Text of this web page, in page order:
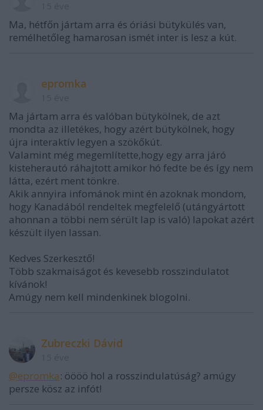
Ma, hétfőn jártam arra és óriási bütykülés van,
remélhetőleg hamarosan ismét inter is lesz a kút.
epromka
Ma jártam arra és valóban bütykölnek, de azt
mondta az illetékes, hogy azért bütykölnek, hogy
újra interaktív legyen a szökőkút.
Valamint még megemlítette,hogy egy arra járó
kisteherautó ráhajtott amikor hó fedte be és így nem
látta, ezért ment tönkre.
Akik annyira infománok mint én azoknak mondom,
hogy Kanadából rendeltek megfelelő (utángyártott
ahonnan a többi nem sérült lap is való) lapokat azért
készült ilyen lassan.
Kedves Szerkesztő!
Több szakmaiságot és kevesebb rosszindulatot
kívánok!
Amúgy nem kell mindenkinek blogolni.
Zubreczki Dávid
@epromka: öööö hol a rosszindulatúság? amúgy
persze kösz az infót!